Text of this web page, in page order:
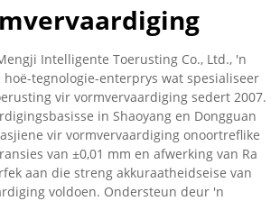
Intelligente Toerusting Co., Ltd., 'n
tegnologie-enterprys wat spesialiseer
vir vormvervaardiging sedert 2007.
in Shaoyang en Dongguan
vir vormvervaardiging onoortreflike
van ±0,01 mm en afwerking van Ra
aan die streng akkuraatheidseise van
voldoen. Ondersteun deur 'n